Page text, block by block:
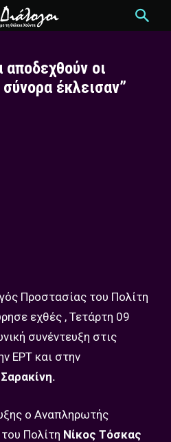
οι
έκλεισαν”
Προστασίας του Πολίτη
εχθές , Τετάρτη 09
συνέντευξη στις
ΕΡΤ και στην
ο Αναπληρωτής
Πολίτη Νίκος Τόσκας